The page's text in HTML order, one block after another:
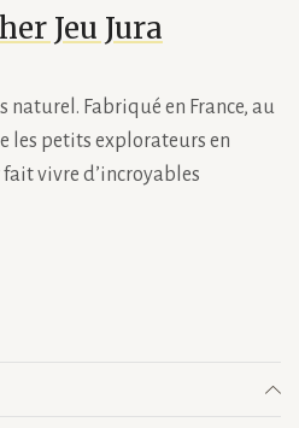
Jeu Jura
naturel. Fabriqué en France, au
les petits explorateurs en
vivre d’incroyables